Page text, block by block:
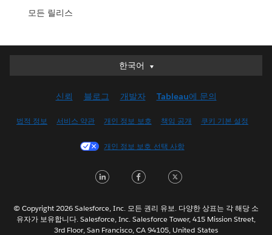
모든 릴리스
한국어
한국어
English (UK)
Français (Canada)
Italiano
Nederlands
신뢰 블로그 개발자 Tableau에 문의
법적 정보 서비스 약관 개인 정보 보호 책임 공개 쿠키 기본 설정
개인 정보 보호 선택 사항
n
k
c
e
i
t
© Copyright 2026 Salesforce, Inc. 모든 권리 유보. 다양한 상표는 각 해당 소
유자가 보유합니다. Salesforce, Inc. Salesforce Tower, 415 Mission Street,
3rd Floor, San Francisco, CA 94105, United States